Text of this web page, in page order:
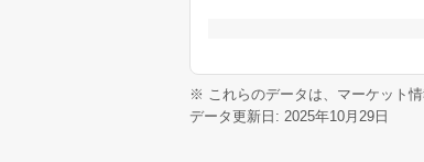
※ これらのデータは、マーケット
データ更新日: 2025年10月29日